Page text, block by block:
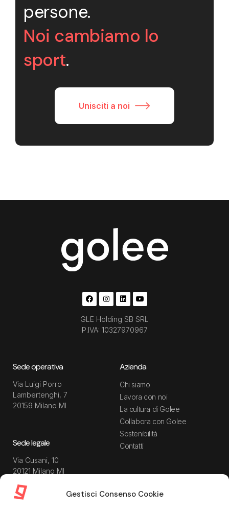
Gestisci Consenso Cookie
persone.
Noi cambiamo lo
sport.
Unisciti a noi
GLE Holding SB SRL
P.IVA: 10327970967
Sede operativa
Via Luigi Porro
Lambertenghi, 7
20159 Milano MI
Sede legale
Via Cusani, 10
20121 Milano MI
Azienda
Chi siamo
Lavora con noi
La cultura di Golee
Collabora con Golee
Sostenibilità
Contatti